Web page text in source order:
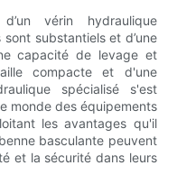
vérin hydraulique
substantiels et d’une
capacité de levage et
compacte et d'une
spécialisé s'est
monde des équipements
les avantages qu'il
basculante peuvent
et la sécurité dans leurs